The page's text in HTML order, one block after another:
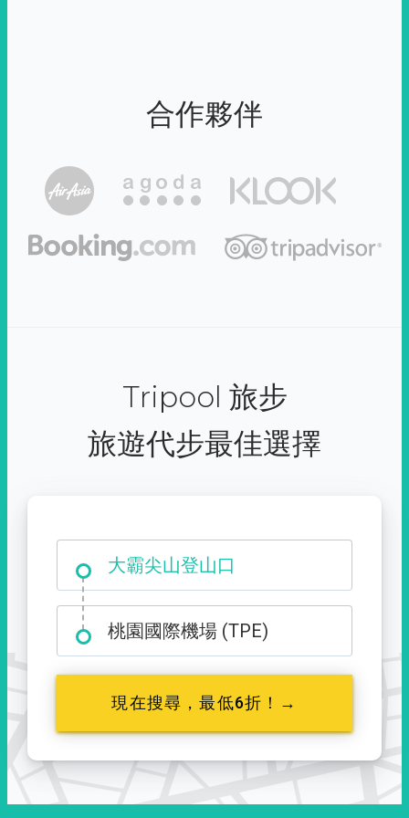
合作夥伴
Tripool 旅步
旅遊代步最佳選擇
台中市西屯區福星路 427 號
桃園國際機場 (TPE)
現在搜尋，最低6折！→